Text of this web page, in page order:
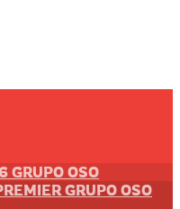
GRUPO OSO
GRUPO OSO